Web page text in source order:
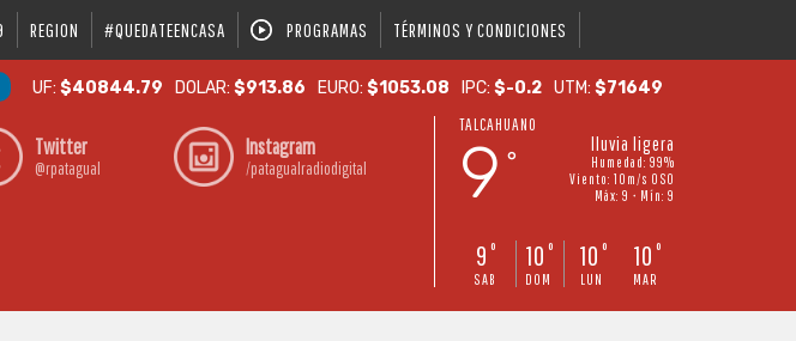
REGION #QUEDATEENCASA PROGRAMAS TÉRMINOS Y CONDICIONES
UF:$40844.79 DOLAR:$913.86 EURO:$1053.08 IPC:$-0.2 UTM:$71649
Twitter
@rpatagual
Instagram
/patagualradiodigital
TALCAHUANO
9 °
lluvia ligera
Humedad: 99%
Viento: 10m/s OSO
Máx: 9 • Mín: 9
9 °
SAB
10 °
DOM
10 °
LUN
10 °
MAR